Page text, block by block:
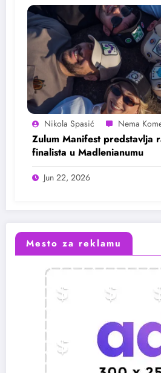
Nikola Spasić
Zulum Manifest predstavlja
finalista u Madlenianumu
Jun 22, 2026
Mesto za reklamu